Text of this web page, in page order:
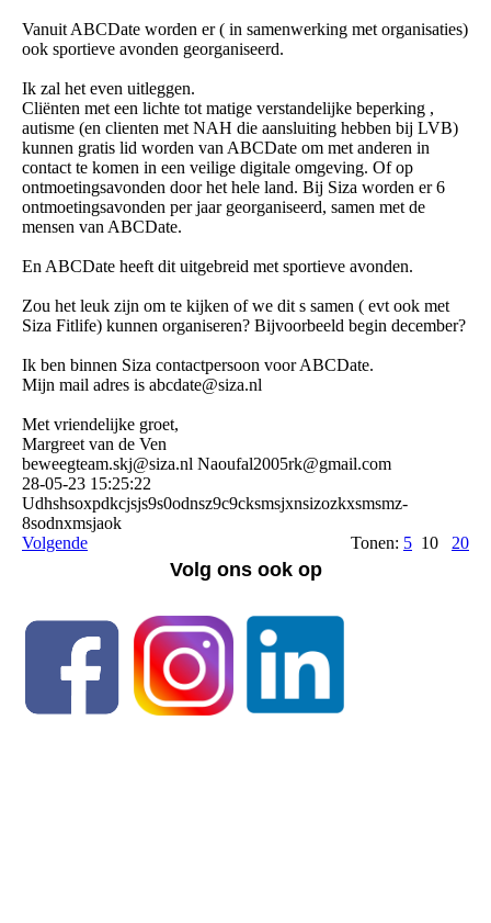
Vanuit ABCDate worden er ( in samenwerking met organisaties)
ook sportieve avonden georganiseerd.
Ik zal het even uitleggen.
Cliënten met een lichte tot matige verstandelijke beperking ,
autisme (en clienten met NAH die aansluiting hebben bij LVB)
kunnen gratis lid worden van ABCDate om met anderen in
contact te komen in een veilige digitale omgeving. Of op
ontmoetingsavonden door het hele land. Bij Siza worden er 6
ontmoetingsavonden per jaar georganiseerd, samen met de
mensen van ABCDate.
En ABCDate heeft dit uitgebreid met sportieve avonden.
Zou het leuk zijn om te kijken of we dit s samen ( evt ook met
Siza Fitlife) kunnen organiseren? Bijvoorbeeld begin december?
Ik ben binnen Siza contactpersoon voor ABCDate.
Mijn mail adres is abcdate@siza.nl
Met vriendelijke groet,
Margreet van de Ven
beweegteam.skj@siza.nl Naoufal2005rk@gmail.com
28-05-23 15:25:22
Udhshsoxpdkcjsjs9s0odns­z9c9cksmsjxnsizozkxsmsmz­
8sodnxmsjaok
Volgende
Tonen: 5 10 20
Volg ons ook op